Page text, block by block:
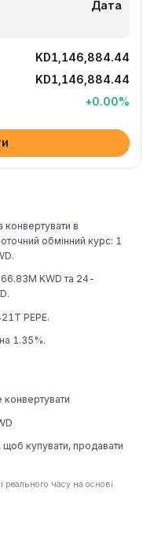
Дата
KD1,146,884.44
KD1,146,884.44
+0.00%
в
обмінний курс: 1
KWD та 24-
PEPE.
1.35%.
конвертувати
щоб купувати, продавати
часу на основі